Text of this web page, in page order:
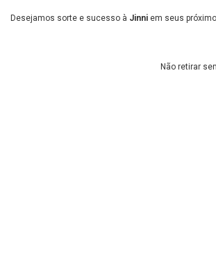
Desejamos sorte e sucesso à Jinni em seus
Não retirar